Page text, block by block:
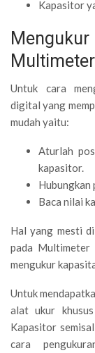
Kapasitor
Untuk cara
digital yang
mudah yaitu:
Aturlah
kapasitor.
Hubungkan
Baca nilai
Hal yang mesti
pada Multimeter
mengukur
Untuk
alat ukur
Kapasitor
cara